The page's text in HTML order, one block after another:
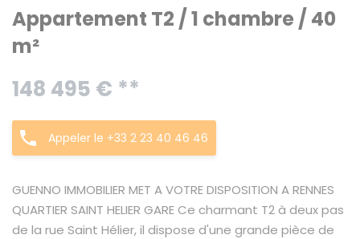
Appartement T2 / 1 chambre / 40
m²
148 495 € **
Appeler le +33 2 23 40 46 46
GUENNO IMMOBILIER MET A VOTRE DISPOSITION A RENNES
QUARTIER SAINT HELIER GARE Ce charmant T2 à deux pas
de la rue Saint Hélier, il dispose d'une grande pièce de